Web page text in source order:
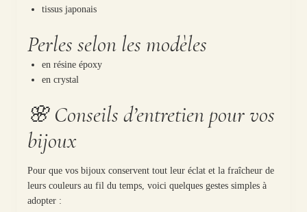
tissus japonais
Perles selon les modèles
en résine époxy
en crystal
🌸 Conseils d’entretien pour vos
bijoux
Pour que vos bijoux conservent tout leur éclat et la fraîcheur de
leurs couleurs au fil du temps, voici quelques gestes simples à
adopter :